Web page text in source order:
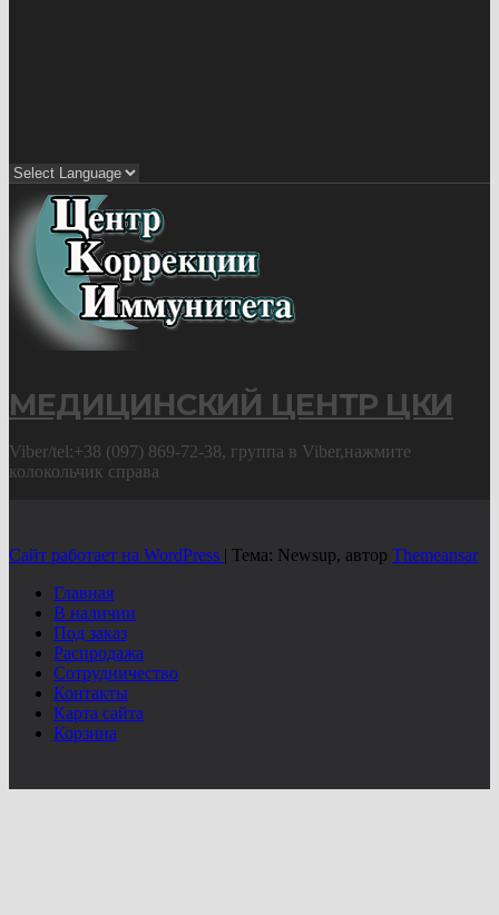
МЕДИЦИНСКИЙ ЦЕНТР ЦКИ
Viber/tel:+38 (097) 869-72-38, группа в Viber,нажмите
колокольчик справа
Сайт работает на WordPress | Тема: Newsup, автор Themeansar
Главная
В наличии
Под заказ
Распродажа
Сотрудничество
Контакты
Карта сайта
Корзина